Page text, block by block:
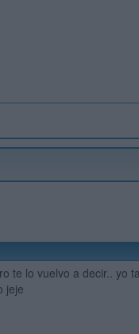
te lo vuelvo a decir.. yo
jeje